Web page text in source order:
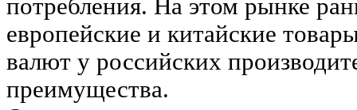
потребления. На этом рынке
европейские и китайские
валют у российских
преимущества.